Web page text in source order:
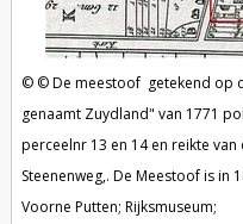
De meestoof getekend op
genaamt Zuydland" van 1771
perceelnr 13 en 14 en reikte
Steenenweg,. De Meestoof is
Voorne Putten; Rijksmuseum;